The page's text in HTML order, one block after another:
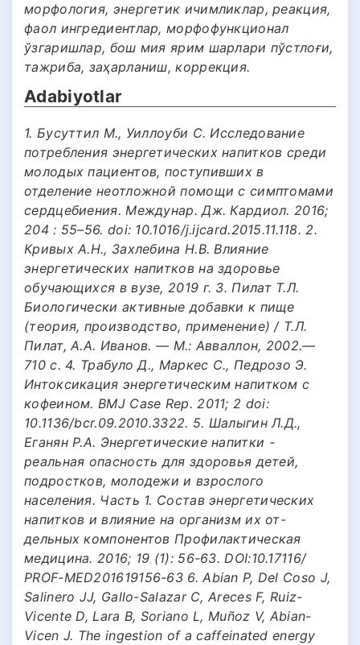
морфология, энергетик ичимликлар, реакция,
фаол ингредиентлар, морфофункционал
ўзгаришлар, бош мия ярим шарлари пўстлоғи,
тажриба, заҳарланиш, коррекция.
Adabiyotlar
1. Бусуттил М., Уиллоуби С. Исследование
потребления энергетических напитков среди
молодых пациентов, поступивших в
отделение неотложной помощи с симптомами
сердцебиения. Междунар. Дж. Кардиол. 2016;
204 : 55–56. doi: 10.1016/j.ijcard.2015.11.118. 2.
Кривых А.Н., Захлебина Н.В. Влияние
энергетических напитков на здоровье
обучающихся в вузе, 2019 г. 3. Пилат Т.Л.
Биологически активные добавки к пище
(теория, производство, применение) / Т.Л.
Пилат, А.А. Иванов. — М.: Авваллон, 2002.—
710 с. 4. Трабуло Д., Маркес С., Педрозо Э.
Интоксикация энергетическим напитком с
кофеином. BMJ Case Rep. 2011; 2 doi:
10.1136/bcr.09.2010.3322. 5. Шалыгин Л.Д.,
Еганян Р.А. Энергетические напитки -
реальная опасность для здоровья детей,
подростков, молодежи и взрослого
населения. Часть 1. Состав энергетических
напитков и влияние на организм их от-
дельных компонентов Профилактическая
медицина. 2016; 19 (1): 56-63. DOI:10.17116/
PROF-MED201619156-63 6. Abian P, Del Coso J,
Salinero JJ, Gallo-Salazar C, Areces F, Ruiz-
Vicente D, Lara B, Soriano L, Muñoz V, Abian-
Vicen J. The ingestion of a caffeinated energy